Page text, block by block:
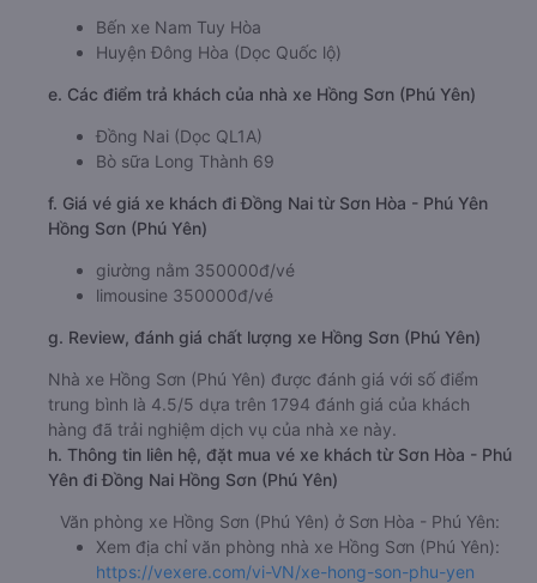
Bến xe Nam Tuy Hòa
Huyện Đông Hòa (Dọc Quốc lộ)
e. Các điểm trả khách của nhà xe Hồng Sơn (Phú Yên)
Đồng Nai (Dọc QL1A)
Bò sữa Long Thành 69
f. Giá vé giá xe khách đi Đồng Nai từ Sơn Hòa - Phú Yên
Hồng Sơn (Phú Yên)
giường nằm 350000đ/vé
limousine 350000đ/vé
g. Review, đánh giá chất lượng xe Hồng Sơn (Phú Yên)
Nhà xe Hồng Sơn (Phú Yên) được đánh giá với số điểm
trung bình là 4.5/5 dựa trên 1794 đánh giá của khách
hàng đã trải nghiệm dịch vụ của nhà xe này.
h. Thông tin liên hệ, đặt mua vé xe khách từ Sơn Hòa - Phú
Yên đi Đồng Nai Hồng Sơn (Phú Yên)
Văn phòng xe Hồng Sơn (Phú Yên) ở Sơn Hòa - Phú Yên:
Xem địa chỉ văn phòng nhà xe Hồng Sơn (Phú Yên):
https://vexere.com/vi-VN/xe-hong-son-phu-yen